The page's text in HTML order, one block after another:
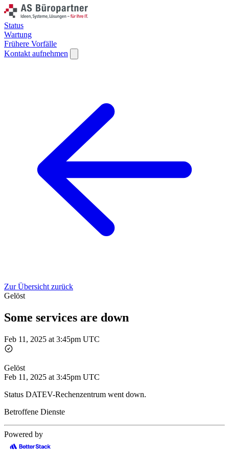
Status
Wartung
Frühere Vorfälle
Kontakt aufnehmen
Zur Übersicht zurück
Gelöst
Some services are down
Feb 11, 2025 at 3:45pm UTC
Gelöst
Feb 11, 2025 at 3:45pm UTC
Status DATEV-Rechenzentrum went down.
Betroffene Dienste
Powered by